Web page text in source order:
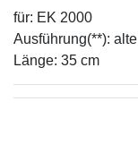
für: EK 2000
Ausführung(**):
Länge: 35 cm